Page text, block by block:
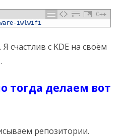
C++
-iwlwifi
счастлив с KDE на своём
тогда делаем вот
репозитории.